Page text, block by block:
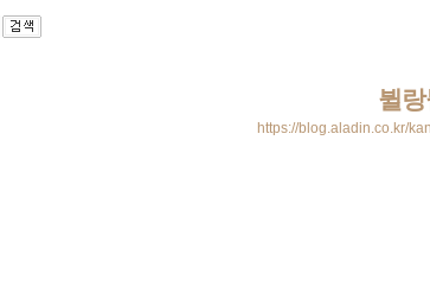
뷜
https://blog.aladin.co.kr/